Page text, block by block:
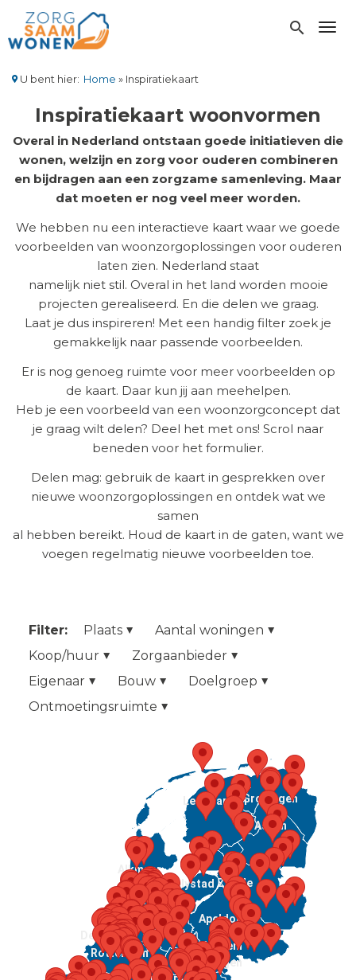
naar
de
gaan
search
U bent hier: Home Inspiratiekaart
Inspiratiekaart woonvormen
Overal in Nederland ontstaan goede initiatieven die
wonen, welzijn en zorg voor ouderen combineren
en bijdragen aan een zorgzame samenleving. Maar
dat moeten er nog veel meer worden.
We hebben nu een interactieve kaart waar we goede
voorbeelden van woonzorgoplossingen voor ouderen
laten zien. Nederland staat
namelijk niet stil. Overal in het land worden mooie
projecten gerealiseerd. En die delen we graag.
Laat je dus inspireren! Met een handig filter zoek je
gemakkelijk naar passende voorbeelden.
Er is nog genoeg ruimte voor meer voorbeelden op
de kaart. Daar kun jij aan meehelpen.
Heb je een voorbeeld van een woonzorgconcept dat
je graag wilt delen? Deel het met ons! Scrol naar
beneden voor het formulier.
Delen mag: gebruik de kaart in gesprekken over
nieuwe woonzorgoplossingen en ontdek wat we
samen
al hebben bereikt. Houd de kaart in de gaten, want we
voegen regelmatig nieuwe voorbeelden toe.